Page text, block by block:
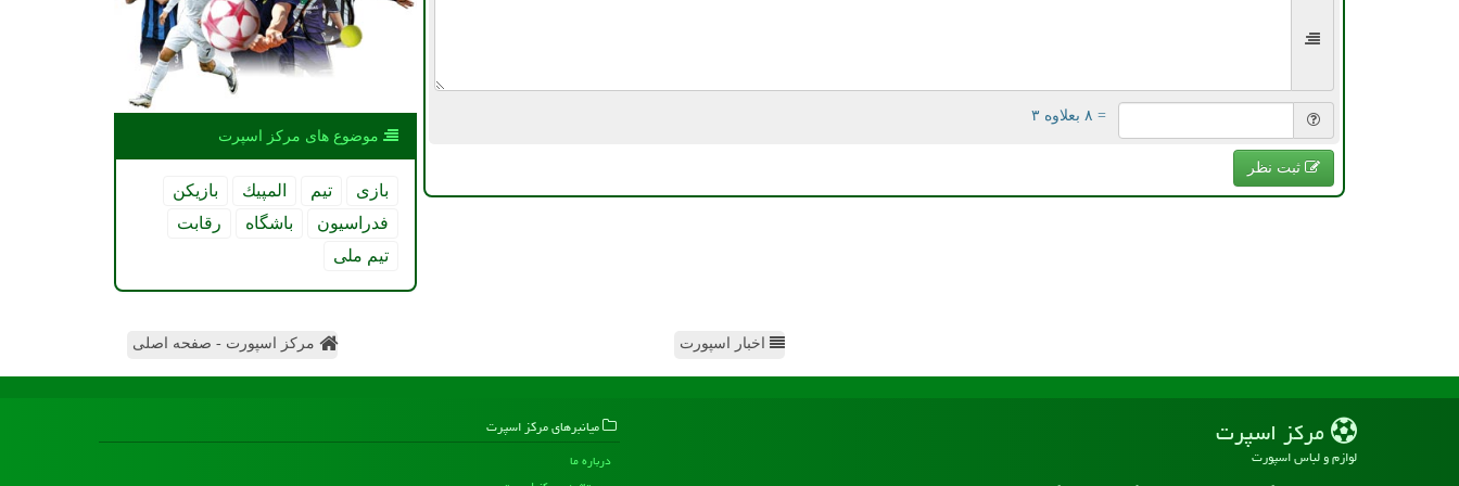
= ۸ بعلاوه ۳
ثبت نظر
موضوع های مركز اسپرت
بازی تیم المپیك
بازیكن
فدراسیون
باشگاه
رقابت
تیم ملی
اخبار اسپورت مرکز اسپورت - صفحه اصلی
مركز اسپرت
لوازم و لباس اسپورت
میانبرهای مركز اسپرت
درباره ما